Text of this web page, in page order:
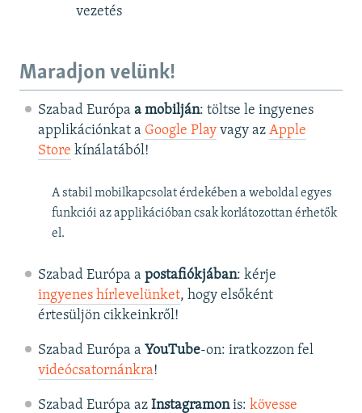
vezetés
Maradjon velünk!
Szabad Európa a mobilján: töltse le ingyenes
applikációnkat a Google Playvagy az Apple
Store kínálatából!
A stabil mobilkapcsolat érdekében a weboldal egyes
funkciói az applikációban csak korlátozottan érhetők
el.
Szabad Európa a postafiókjában: kérje
ingyenes hírlevelünket, hogy elsőként
értesüljön cikkeinkről!
Szabad Európa a YouTube-on: iratkozzon fel
videócsatornánkra!
Szabad Európa az Instagramonis: kövesse